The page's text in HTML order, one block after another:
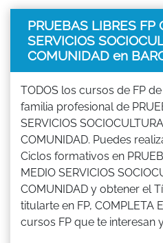
PRUEBAS LIBRES FP
SERVICIOS
COMUNIDAD en
TODOS los cursos de FP
familia profesional de
SERVICIOS
COMUNIDAD. Puedes
Ciclos formativos en
MEDIO SERVICIOS
COMUNIDAD y obtener el
titularte en FP, COMPLETA
cursos FP que te interesan